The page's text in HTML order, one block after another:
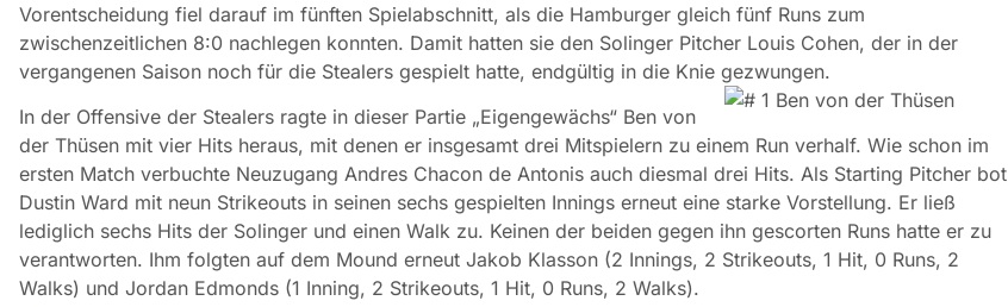
Vorentscheidung fiel darauf im fünften Spielabschnitt, als die Hamburger gleich fünf Runs zum
zwischenzeitlichen 8:0 nachlegen konnten. Damit hatten sie den Solinger Pitcher Louis Cohen, der in der
vergangenen Saison noch für die Stealers gespielt hatte, endgültig in die Knie gezwungen.
In der Offensive der Stealers ragte in dieser Partie „Eigengewächs“ Ben von
der Thüsen mit vier Hits heraus, mit denen er insgesamt drei Mitspielern zu einem Run verhalf. Wie schon im
ersten Match verbuchte Neuzugang Andres Chacon de Antonis auch diesmal drei Hits. Als Starting Pitcher bot
Dustin Ward mit neun Strikeouts in seinen sechs gespielten Innings erneut eine starke Vorstellung. Er ließ
lediglich sechs Hits der Solinger und einen Walk zu. Keinen der beiden gegen ihn gescorten Runs hatte er zu
verantworten. Ihm folgten auf dem Mound erneut Jakob Klasson (2 Innings, 2 Strikeouts, 1 Hit, 0 Runs, 2
Walks) und Jordan Edmonds (1 Inning, 2 Strikeouts, 1 Hit, 0 Runs, 2 Walks).